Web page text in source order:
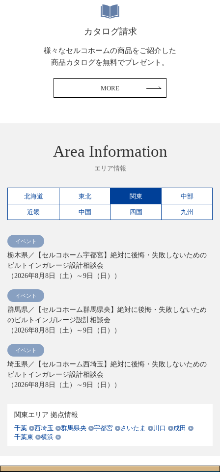
カタログ請求
様々なセルコホームの商品をご紹介した
商品カタログを無料でプレゼント。
MORE
Area Information
エリア情報
北海道 東北 関東 中部
近畿 中国 四国 九州
イベント
栃木県／【セルコホーム宇都宮】絶対に後悔・失敗しないための
ビルトインガレージ設計相談会
（2026年8月8日（土）～9日（日））
イベント
群馬県／【セルコホーム群馬県央】絶対に後悔・失敗しないため
のビルトインガレージ設計相談会
（2026年8月8日（土）～9日（日））
イベント
埼玉県／【セルコホーム西埼玉】絶対に後悔・失敗しないための
ビルトインガレージ設計相談会
（2026年8月8日（土）～9日（日））
埼玉県／【セルコホームさいたま】絶対に後悔・失敗しないため
のビルトインガレージ設計相談会
（2026年8月22日（土）～23日（日））
関東エリア 拠点情報
千葉 西埼玉 群馬県央 宇都宮 さいたま 川口
成田
千葉東
横浜